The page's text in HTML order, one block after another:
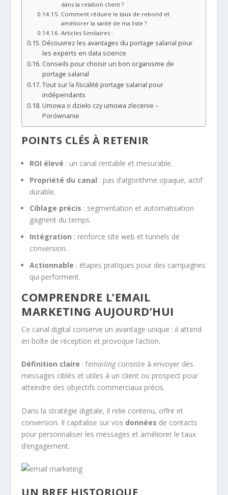
dans la relation client ?
Comment réduire le taux de rebond et
améliorer la santé de ma liste ?
Articles Similaires :
Découvrez les avantages du portage salarial pour
les experts en data science
Conseils pour choisir un bon organisme de
portage salarial
Tout sur la fiscalité portage salarial pour
indépendants
Umowa o dzieło czy umowa zlecenie –
Porównanie
POINTS CLÉS À RETENIR
ROI élevé : un canal rentable et mesurable.
Propriété du canal : pas d’algorithme opaque, actif
durable.
Ciblage précis : segmentation et automatisation
gagnent du temps.
Intégration : renforce site web et tunnels de
conversion.
Actionnable : étapes pratiques pour des campagnes
qui performent.
COMPRENDRE L’EMAIL
MARKETING AUJOURD’HUI
Ce canal digital conserve un avantage unique : il attend
en boîte de réception et provoque l’action.
Définition claire : l’emailingconsiste à envoyer des
messages ciblés et utiles à un client ou prospect pour
atteindre des objectifs commerciaux précis.
Dans la stratégie digitale, il relie contenu, offre et
conversion. Il capitalise sur vos données de contacts
pour personnaliser les messages et améliorer le taux
d’engagement.